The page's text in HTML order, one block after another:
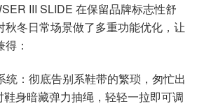
III SLIDE 在保留品牌标志性舒
秋冬日常场景做了多重功能优化，让
得：
统：彻底告别系鞋带的繁琐，匆忙出
鞋身暗藏弹力抽绳，轻轻一拉即可调